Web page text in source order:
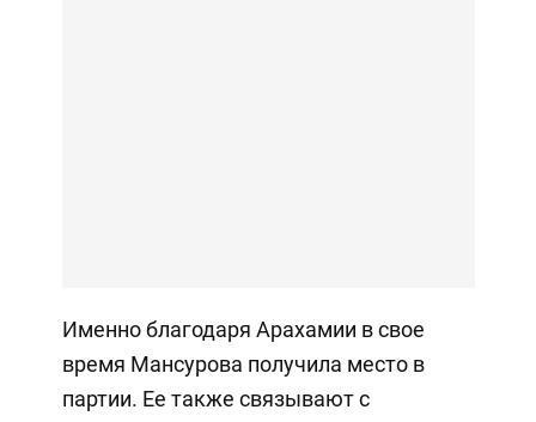
Именно благодаря Арахамии в свое
время Мансурова получила место в
партии. Ее также связывают с